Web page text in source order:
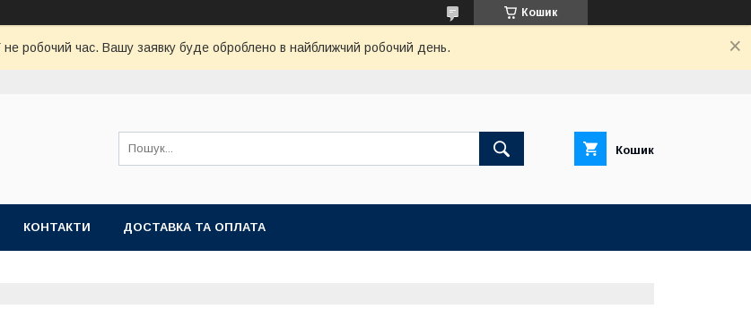
Кошик
не робочий час. Вашу заявку буде оброблено в найближчий робочий день.
Кошик
КОНТАКТИ ДОСТАВКА ТА ОПЛАТА